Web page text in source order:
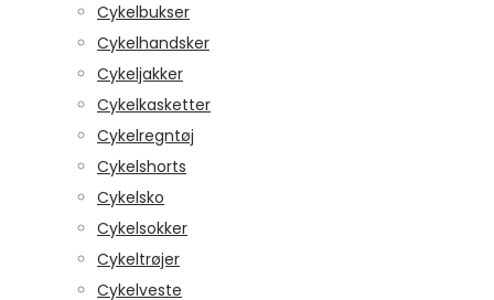
Cykelbukser
Cykelhandsker
Cykeljakker
Cykelkasketter
Cykelregntøj
Cykelshorts
Cykelsko
Cykelsokker
Cykeltrøjer
Cykelveste